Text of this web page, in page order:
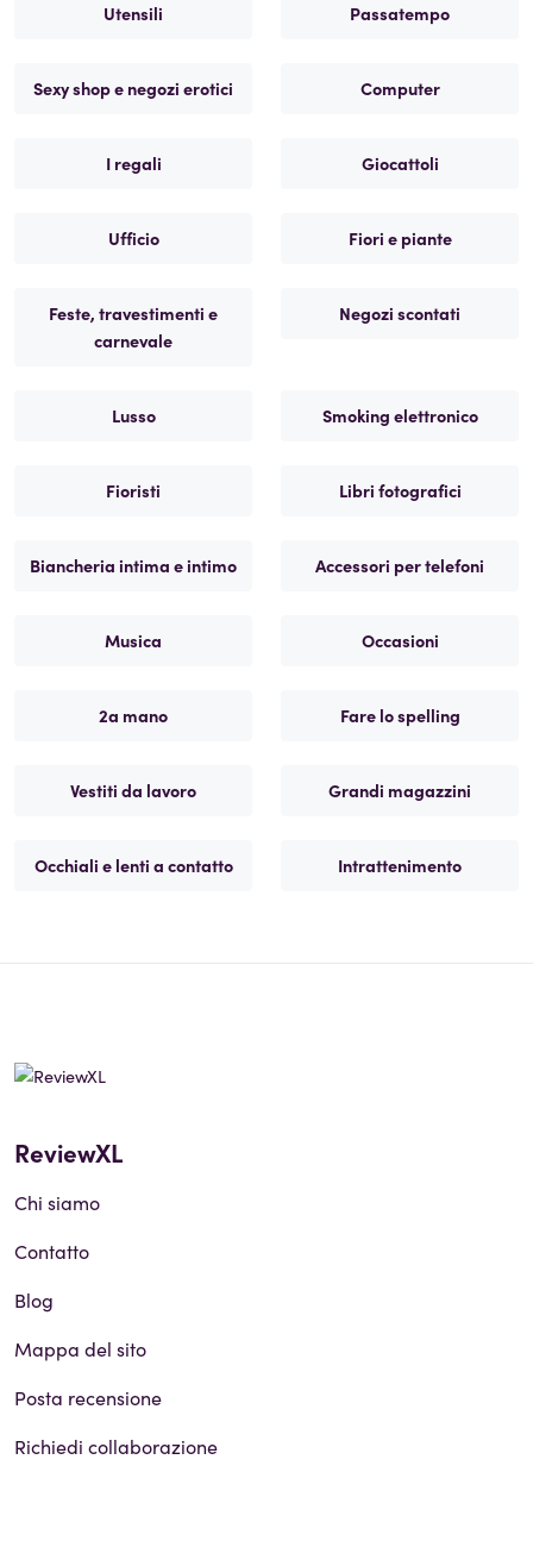
Utensili Passatempo
Sexy shop e negozi erotici Computer
I regali Giocattoli
Ufficio Fiori e piante
Feste, travestimenti e
carnevale
Negozi scontati
Lusso Smoking elettronico
Fioristi Libri fotografici
Biancheria intima e intimo Accessori per telefoni
Musica Occasioni
2a mano Fare lo spelling
Vestiti da lavoro Grandi magazzini
Occhiali e lenti a contatto Intrattenimento
ReviewXL
Chi siamo
Contatto
Blog
Mappa del sito
Posta recensione
Richiedi collaborazione